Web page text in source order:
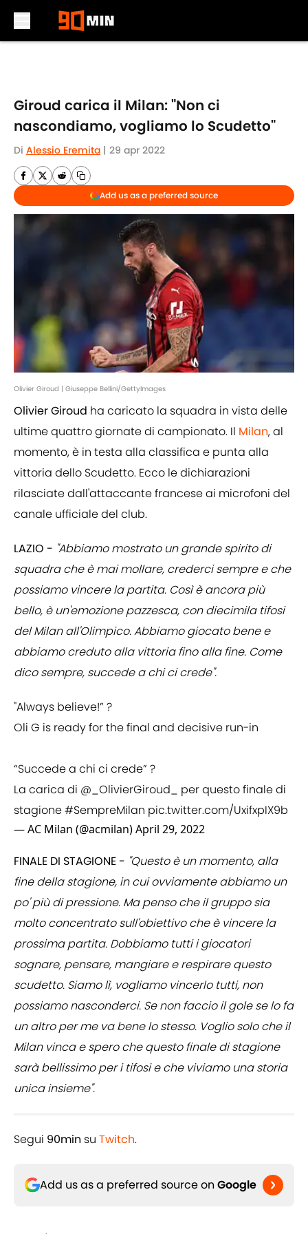
Giroud carica il Milan: "Non ci
nascondiamo, vogliamo lo Scudetto"
Di Alessio Eremita | 29 apr 2022
Add us as a preferred source
Olivier Giroud | Giuseppe Bellini/GettyImages
Olivier Giroud ha caricato la squadra in vista delle
ultime quattro giornate di campionato. Il Milan, al
momento, è in testa alla classifica e punta alla
vittoria dello Scudetto. Ecco le dichiarazioni
rilasciate dall'attaccante francese ai microfoni del
canale ufficiale del club.
LAZIO - "Abbiamo mostrato un grande spirito di
squadra che è mai mollare, crederci sempre e che
possiamo vincere la partita. Così è ancora più
bello, è un'emozione pazzesca, con diecimila tifosi
del Milan all'Olimpico. Abbiamo giocato bene e
abbiamo creduto alla vittoria fino alla fine. Come
dico sempre, succede a chi ci crede".
"Always believe!” ?
Oli G is ready for the final and decisive run-in
“Succede a chi ci crede” ?
La carica di @_OlivierGiroud_ per questo finale di
stagione#SempreMilan pic.twitter.com/UxifxpIX9b
— AC Milan (@acmilan)April 29, 2022
FINALE DI STAGIONE - "Questo è un momento, alla
fine della stagione, in cui ovviamente abbiamo un
po' più di pressione. Ma penso che il gruppo sia
molto concentrato sull'obiettivo che è vincere la
prossima partita. Dobbiamo tutti i giocatori
sognare, pensare, mangiare e respirare questo
scudetto. Siamo lì, vogliamo vincerlo tutti, non
possiamo nasconderci. Se non faccio il gole se lo fa
un altro per me va bene lo stesso. Voglio solo che il
Milan vinca e spero che questo finale di stagione
sarà bellissimo per i tifosi e che viviamo una storia
unica insieme".
Segui 90min su Twitch.
Add us as a preferred source on Google